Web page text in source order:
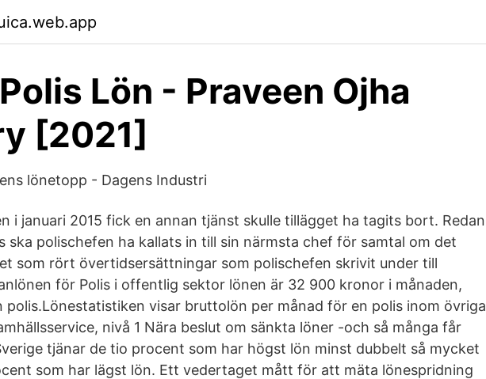
Lön - Praveen Ojha
[2021]
lönetopp - Dagens Industri
i januari 2015 fick en annan tjänst skulle tillägget ha tagits bort. Redan
ska polischefen ha kallats in till sin närmsta chef för samtal om det
som rört övertidsersättningar som polischefen skrivit under till
för Polis i offentlig sektor lönen är 32 900 kronor i månaden,
polis.Lönestatistiken visar bruttolön per månad för en polis inom övriga
nivå 1 Nära beslut om sänkta löner -och så många får
tjänar de tio procent som har högst lön minst dubbelt så mycket
som har lägst lön. Ett vedertaget mått för att mäta lönespridning